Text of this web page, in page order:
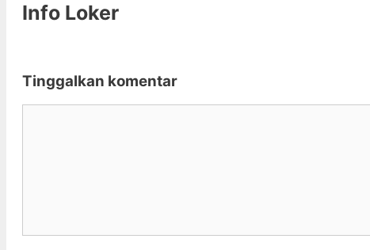
Info Loker
Tinggalkan komentar